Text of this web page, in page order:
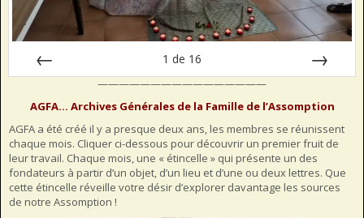
1 de 16
————————————————
AGFA… Archives Générales de la Famille de l’Assomption
AGFA a été créé il y a presque deux ans, les membres se réunissent
chaque mois. Cliquer ci-dessous pour découvrir un premier fruit de
leur travail. Chaque mois, une « étincelle » qui présente un des
fondateurs à partir d’un objet, d’un lieu et d’une ou deux lettres. Que
cette étincelle réveille votre désir d’explorer davantage les sources
de notre Assomption !